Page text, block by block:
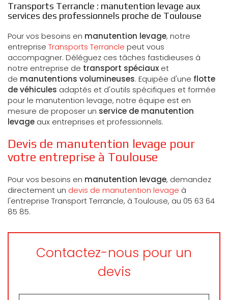
Transports Terrancle : manutention levage aux
services des professionnels proche de Toulouse
Pour vos besoins en manutention levage, notre
entreprise Transports Terrancle peut vous
accompagner. Déléguez ces tâches fastidieuses à
notre entreprise de transport spéciaux et
de manutentions volumineuses. Equipée d'une flotte
de véhicules adaptés et d'outils spécifiques et formée
pour le manutention levage, notre équipe est en
mesure de proposer un service de manutention
levage aux entreprises et professionnels.
Devis de manutention levage pour
votre entreprise à Toulouse
Pour vos besoins en manutention levage, demandez
directement un devis de manutention levage à
l'entreprise Transport Terrancle, à Toulouse, au 05 63 64
85 85.
Contactez-nous pour un
devis